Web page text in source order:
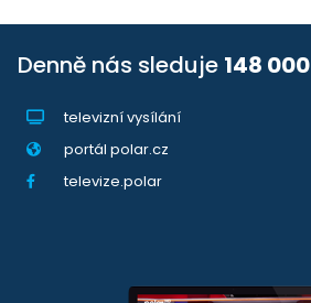
Denně nás sleduje 148 000
televizní vysílání
portál polar.cz
televize.polar